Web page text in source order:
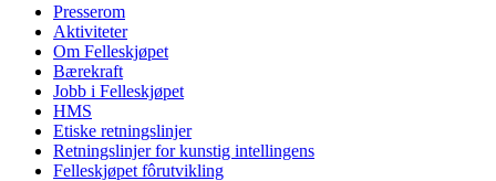
Presserom
Aktiviteter
Om Felleskjøpet
Bærekraft
Jobb i Felleskjøpet
HMS
Etiske retningslinjer
Retningslinjer for kunstig intellingens
Felleskjøpet fôrutvikling